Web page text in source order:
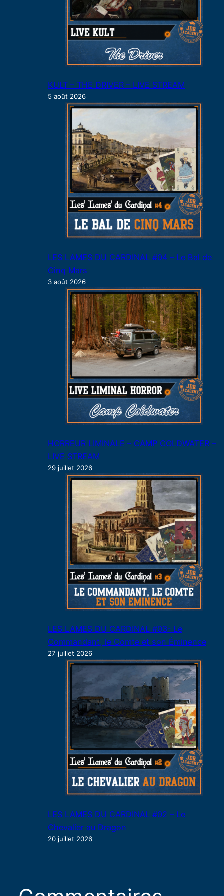
KULT – THE DRIVER – LIVE STREAM
5 août 2026
LES LAMES DU CARDINAL #04 – Le Bal de
Cinq Mars
3 août 2026
HORREUR LIMINALE – CAMP COLDWATER –
LIVE STREAM
29 juillet 2026
LES LAMES DU CARDINAL #03- Le
Commandant, le Comte et son Éminence
27 juillet 2026
LES LAMES DU CARDINAL #02 – Le
Chevalier au Dragon
20 juillet 2026